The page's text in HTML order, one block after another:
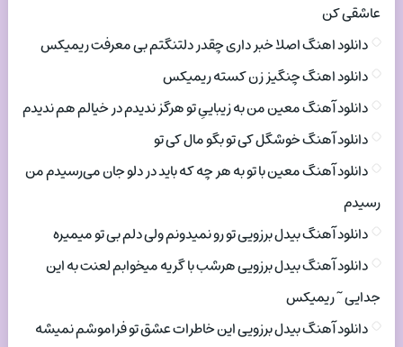
عاشقی کن
دانلود اهنگ اصلا خبر داری چقدر دلتنگتم بی معرفت ریمیکس
دانلود اهنگ چنگیز زن کسته ریمیکس
دانلود آهنگ معین من به زیباییِ تو هرگز ندیدم در خیالم هم ندیدم
دانلود آهنگ خوشگل کی تو بگو مال کی تو
دانلود آهنگ معین با تو به هر چه که باید در دلو جان می‌رسیدم من
رسیدم
دانلود آهنگ بیدل برزویی تو رو نمیدونم ولی دلم بی تو میمیره
دانلود آهنگ بیدل برزویی هرشب با گریه میخوابم لعنت به این
جدایی ~ ریمیکس
دانلود آهنگ بیدل برزویی این خاطرات عشق تو فراموشم نمیشه